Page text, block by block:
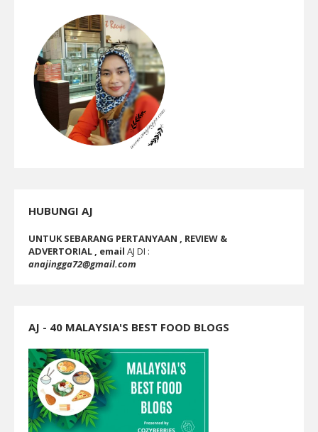
HUBUNGI AJ
UNTUK SEBARANG PERTANYAAN , REVIEW &
ADVERTORIAL , email AJ DI :
anajingga72@gmail.com
AJ - 40 MALAYSIA'S BEST FOOD BLOGS